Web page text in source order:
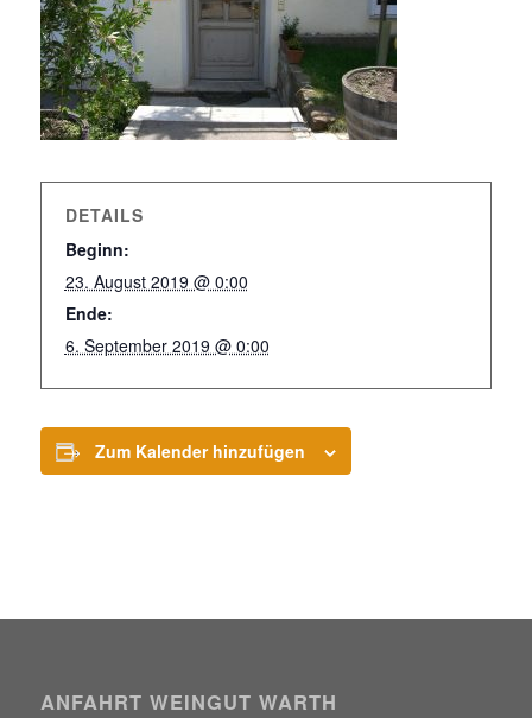
DETAILS
Beginn:
23. August 2019 @ 0:00
Ende:
6. September 2019 @ 0:00
Zum Kalender hinzufügen
ANFAHRT WEINGUT WARTH